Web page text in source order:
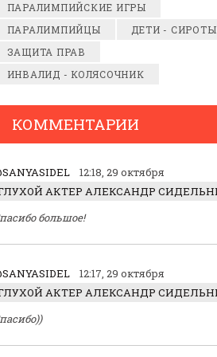
ПАРАЛИМПИЙСКИЕ ИГРЫ
ПАРАЛИМПИЙЦЫ
ДЕТИ - СИРОТЫ
ЗАЩИТА ПРАВ
ИНВАЛИД - КОЛЯСОЧНИК
КОММЕНТАРИИ
12:18, 29 октября
большое!
12:17, 29 октября